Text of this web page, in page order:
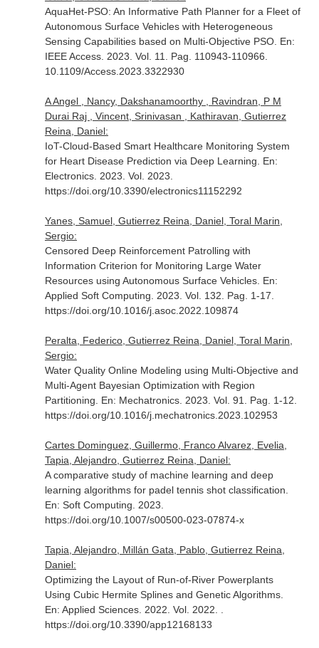
AquaHet-PSO: An Informative Path Planner for a Fleet of
Autonomous Surface Vehicles with Heterogeneous
Sensing Capabilities based on Multi-Objective PSO. En:
IEEE Access. 2023. Vol. 11. Pag. 110943-110966.
10.1109/Access.2023.3322930
A Angel , Nancy, Dakshanamoorthy , Ravindran, P M
Durai Raj , Vincent, Srinivasan , Kathiravan, Gutierrez
Reina, Daniel:
IoT-Cloud-Based Smart Healthcare Monitoring System
for Heart Disease Prediction via Deep Learning. En:
Electronics. 2023. Vol. 2023.
https://doi.org/10.3390/electronics11152292
Yanes, Samuel, Gutierrez Reina, Daniel, Toral Marin,
Sergio:
Censored Deep Reinforcement Patrolling with
Information Criterion for Monitoring Large Water
Resources using Autonomous Surface Vehicles. En:
Applied Soft Computing . 2023. Vol. 132. Pag. 1-17.
https://doi.org/10.1016/j.asoc.2022.109874
Peralta, Federico, Gutierrez Reina, Daniel, Toral Marin,
Sergio:
Water Quality Online Modeling using Multi-Objective and
Multi-Agent Bayesian Optimization with Region
Partitioning. En: Mechatronics. 2023. Vol. 91. Pag. 1-12.
https://doi.org/10.1016/j.mechatronics.2023.102953
Cartes Dominguez, Guillermo, Franco Alvarez, Evelia,
Tapia, Alejandro, Gutierrez Reina, Daniel:
A comparative study of machine learning and deep
learning algorithms for padel tennis shot classification.
En: Soft Computing . 2023.
https://doi.org/10.1007/s00500-023-07874-x
Tapia, Alejandro, Millán Gata, Pablo, Gutierrez Reina,
Daniel:
Optimizing the Layout of Run-of-River Powerplants
Using Cubic Hermite Splines and Genetic Algorithms.
En: Applied Sciences. 2022. Vol. 2022. .
https://doi.org/10.3390/app12168133